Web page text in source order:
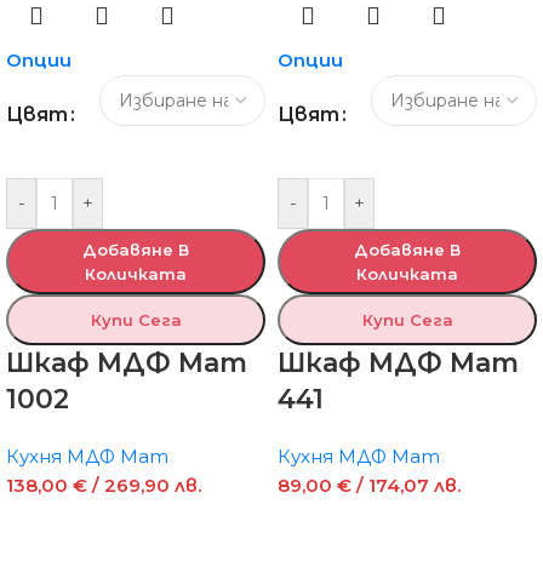
Опции
Цвят
- +
Добавяне В
Количката
Купи Сега
Шкаф МДФ Мат
1002
Кухня МДФ Мат
138,00 € / 269,90 лв.
Опции
Цвят
- +
Добавяне В
Количката
Купи Сега
Шкаф МДФ Мат
441
Кухня МДФ Мат
89,00 € / 174,07 лв.